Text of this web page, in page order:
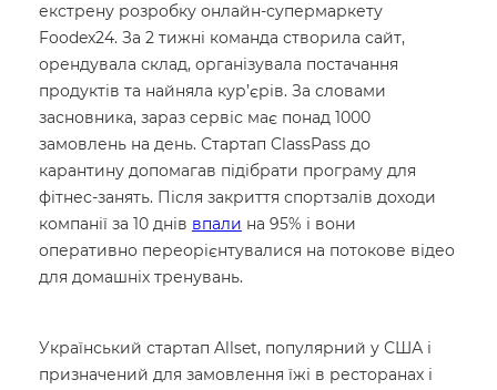
екстрену розробку онлайн-супермаркету
Foodex24. За 2 тижні команда створила сайт,
орендувала склад, організувала постачання
продуктів та найняла кур’єрів. За словами
засновника, зараз сервіс має понад 1000
замовлень на день. Стартап ClassPass до
карантину допомагав підібрати програму для
фітнес-занять. Після закриття спортзалів доходи
компанії за 10 днів впали на 95% і вони
оперативно переорієнтувалися на потокове відео
для домашніх тренувань.
Український стартап Allset, популярний у США і
призначений для замовлення їжі в ресторанах і